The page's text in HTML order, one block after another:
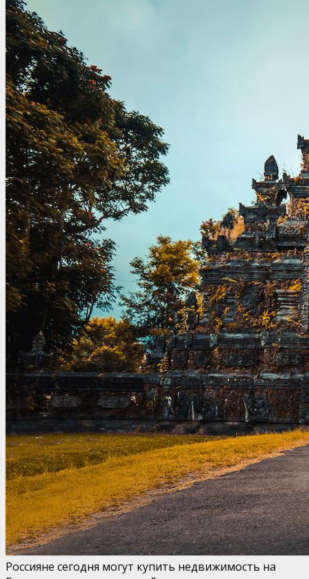
Россияне сегодня могут купить недвижимость на